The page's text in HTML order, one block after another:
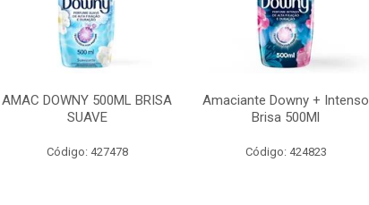
AMAC DOWNY 500ML BRISA
SUAVE
Código: 427478
Amaciante Downy + Intenso
Brisa 500Ml
Código: 424823